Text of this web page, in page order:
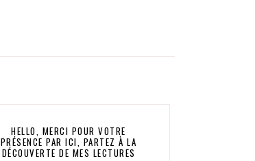
HELLO, MERCI POUR VOTRE
PRÉSENCE PAR ICI, PARTEZ À LA
DÉCOUVERTE DE MES LECTURES